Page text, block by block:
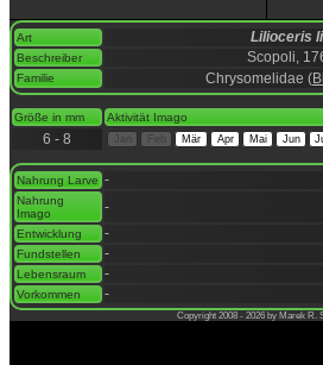
Art Lilioceris
Beschreiber
Scopoli,
Familie Chrysomelidae (
Größe in mm Aktivität Imago
6 - 8 Mär Apr Mai Jun
Nahrung Larve -
Nahrung
Imago
-
Entwicklung -
Fundstellen -
Lebensraum -
Vorkommen -
Copyright 2008 - 2026 by Marek R.